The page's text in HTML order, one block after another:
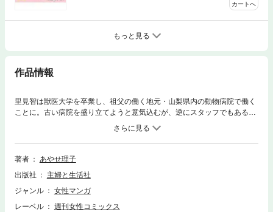
カートへ
もっと見る
作品情報
里見智は獣医大学を卒業し、祖父の働く地元・山梨県内の動物病院で働く
ことに。古い病院を盛り立てようと意気込むが、逆にスタッフでもある獣
医の柴、看護師の甲斐にいろいろと教えられることのほうが多い。地元の
人や動物たちと接しながら日々、成長する智のもとに、今日も新しいペッ
トがやってくる……。「楽園での過ごし方」「母の記憶」「幸せな年越
し」「医者と生命」「オシャレな獣医」収録。
著者
あやせ理子
出版社
主婦と生活社
ジャンル
女性マンガ
レーベル
週刊女性コミックス